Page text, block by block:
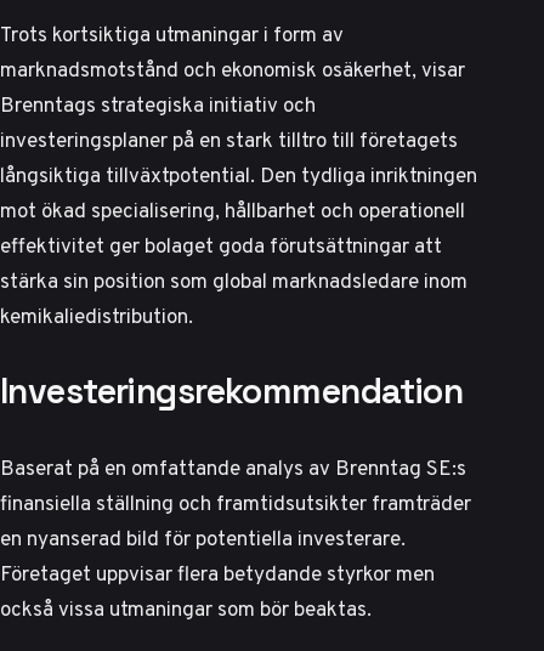
Trots kortsiktiga utmaningar i form av
marknadsmotstånd och ekonomisk osäkerhet, visar
Brenntags strategiska initiativ och
investeringsplaner på en stark tilltro till företagets
långsiktiga tillväxtpotential. Den tydliga inriktningen
mot ökad specialisering, hållbarhet och operationell
effektivitet ger bolaget goda förutsättningar att
stärka sin position som global marknadsledare inom
kemikaliedistribution.
Investeringsrekommendation
Baserat på en omfattande analys av Brenntag SE:s
finansiella ställning och framtidsutsikter framträder
en nyanserad bild för potentiella investerare.
Företaget uppvisar flera betydande styrkor men
också vissa utmaningar som bör beaktas.